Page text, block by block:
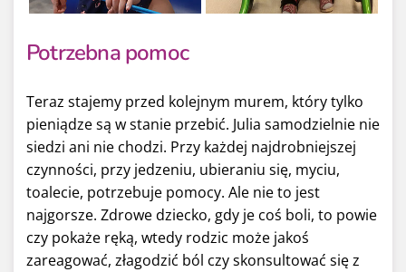
Potrzebna pomoc
Teraz stajemy przed kolejnym murem, który tylko
pieniądze są w stanie przebić. Julia samodzielnie nie
siedzi ani nie chodzi. Przy każdej najdrobniejszej
czynności, przy jedzeniu, ubieraniu się, myciu,
toalecie, potrzebuje pomocy. Ale nie to jest
najgorsze. Zdrowe dziecko, gdy je coś boli, to powie
czy pokaże ręką, wtedy rodzic może jakoś
zareagować, złagodzić ból czy skonsultować się z